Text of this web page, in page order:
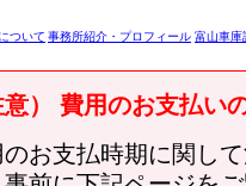
ついて 事務所紹介・プロフィール 富山車庫
意） 費用のお支払い
のお支払時期に関し